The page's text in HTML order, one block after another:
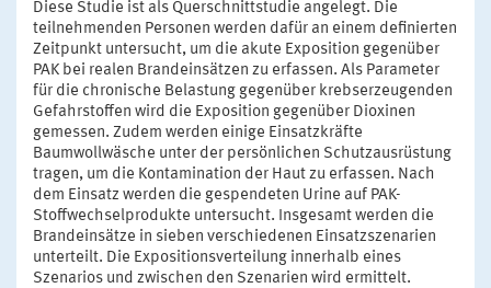
Diese Studie ist als Querschnittstudie angelegt. Die
teilnehmenden Personen werden dafür an einem definierten
Zeitpunkt untersucht, um die akute Exposition gegenüber
PAK bei realen Brandeinsätzen zu erfassen. Als Parameter
für die chronische Belastung gegenüber krebserzeugenden
Gefahrstoffen wird die Exposition gegenüber Dioxinen
gemessen. Zudem werden einige Einsatzkräfte
Baumwollwäsche unter der persönlichen Schutzausrüstung
tragen, um die Kontamination der Haut zu erfassen. Nach
dem Einsatz werden die gespendeten Urine auf PAK-
Stoffwechselprodukte untersucht. Insgesamt werden die
Brandeinsätze in sieben verschiedenen Einsatzszenarien
unterteilt. Die Expositionsverteilung innerhalb eines
Szenarios und zwischen den Szenarien wird ermittelt.